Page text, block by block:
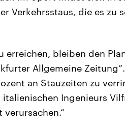
Verkehrsstaus, die es zu
erreichen, bleiben den
Allgemeine
an Stauzeiten zu
Ingenieurs